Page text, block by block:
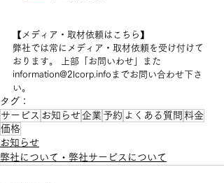
【メディア・取材依頼はこちら】
弊社では常にメディア・取材依頼を受け付けて
おります。 上部「お問いわせ」また
information@2lcorp.infoまでお問い合わせ下さ
い。
タグ：
サービス お知らせ企業 予約 よくある質問 料金
価格
お知らせ
弊社について・弊社サービスについて